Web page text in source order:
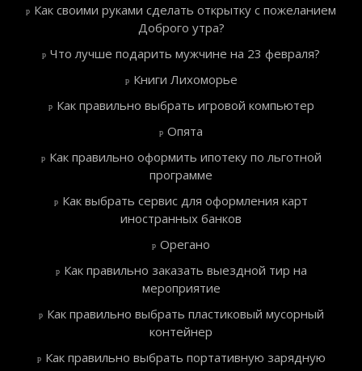
Как своими руками сделать открытку с пожеланием
Доброго утра?
Что лучше подарить мужчине на 23 февраля?
Книги Лихоморье
Как правильно выбрать игровой компьютер
Опята
Как правильно оформить ипотеку по льготной
программе
Как выбрать сервис для оформления карт
иностранных банков
Орегано
Как правильно заказать выездной тир на
мероприятие
Как правильно выбрать пластиковый мусорный
контейнер
Как правильно выбрать портативную зарядную